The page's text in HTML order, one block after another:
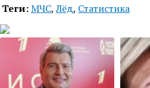
Теги:МЧС,Лёд, Статистика